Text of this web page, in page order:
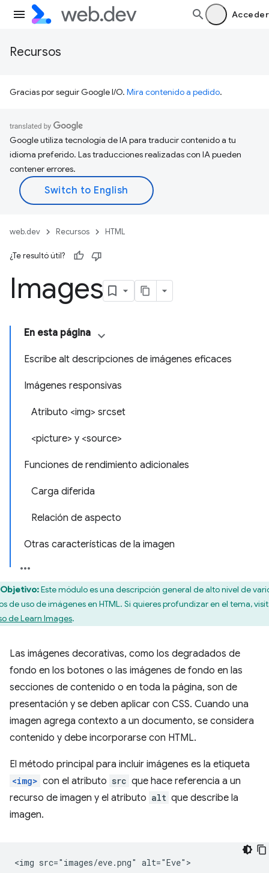
Acceder
Recursos
Gracias por seguir Google I/O. Mira contenido a pedido.
Google utiliza tecnología de IA para traducir contenido a tu
idioma preferido. Las traducciones realizadas con IA pueden
contener errores.
web.dev Recursos HTML
¿Te resultó útil?
Images
En esta página
Escribe alt descripciones de imágenes eficaces
Imágenes responsivas
Atributo <img> srcset
<picture> y <source>
Funciones de rendimiento adicionales
Carga diferida
Relación de aspecto
Otras características de la imagen
Objetivo:Este módulo es una descripción general de alto nivel de
de uso de imágenes en HTML. Si quieres profundizar en el tema,
de Learn Images.
Las imágenes decorativas, como los degradados de
fondo en los botones o las imágenes de fondo en las
secciones de contenido o en toda la página, son de
presentación y se deben aplicar con CSS. Cuando una
imagen agrega contexto a un documento, se considera
contenido y debe incorporarse con HTML.
El método principal para incluir imágenes es la etiqueta
<img> con el atributo src que hace referencia a un
recurso de imagen y el atributo alt que describe la
imagen.